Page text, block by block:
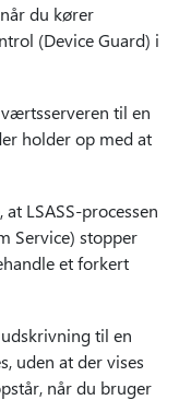
du kører
(Device Guard) i
til en
holder op med at
LSASS-processen
Service) stopper
et forkert
til en
uden at der vises
når du bruger